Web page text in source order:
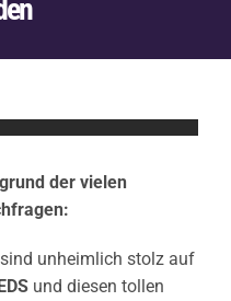
der vielen
unheimlich stolz auf
und diesen tollen